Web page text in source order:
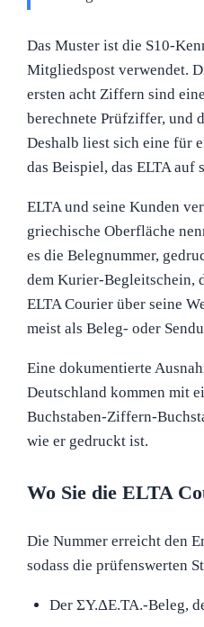
Das Muster ist die S10-
Mitgliedspost verwendet.
ersten acht Ziffern sind
berechnete Prüfziffer, und
Deshalb liest sich eine für
das Beispiel, das ELTA auf
ELTA und seine Kunden
griechische Oberfläche
es die Belegnummer,
dem Kurier-Begleitschein,
ELTA Courier über seine
meist als Beleg- oder
Eine dokumentierte
Deutschland kommen mit
Buchstaben-Ziffern-
wie er gedruckt ist.
Wo Sie die ELTA
Die Nummer erreicht den
sodass die prüfenswerten
Der ΣΥ.ΔΕ.ΤΑ.-Beleg,